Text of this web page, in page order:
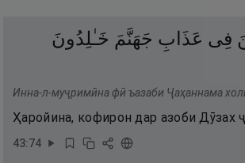
فِى عَذَابِ جَهَنَّمَ خَـٰلِدُونَ
Инна-л-муҷримӣна фӣ ъазаби Ҷаҳаннама
Ҳаройина, кофирон дар азоби Дӯзах
43:74